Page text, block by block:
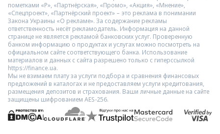
пометками «Р», «Партнёрская», «Промо», «Акция», «Мнение»,
«Спецпроект», «Партнёрский проект» – это реклама в понимании
Закона Украины «О рекламе». За содержание рекламы
ответственность несёт рекламодатель. Информация на данной
странице не является рекламой банковских услуг. Проверенную
банком информацию о продуктах и услугах можно посмотреть на
официальном сайте соответствующего банка. Использование
материалов и данных с сайта разрешено только с гиперссылкой
https://finance.ua.
Мы не взимаем плату за услуги подбора и сравнения финансовых
предложений в каталогах и не предоставляем услуги кредитования,
размещения депозитов и страхования. Ваши личные данные на сайте
защищены шифрованием AES-256.